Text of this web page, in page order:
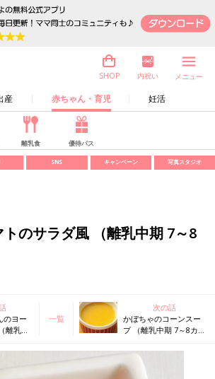
産 赤ちゃん・育児 妊活
SHOP 内祝い メニュー
離乳食 優待パス
SNS キャンペーン 写真スタジオ
のサラダ風 （離乳中期 7～8
のヨー
離乳中
一覧
次の話
かぼちゃのコーンスー
プ （離乳中期 7～8カ